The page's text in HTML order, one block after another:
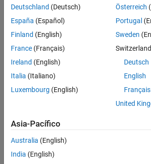
Deutschland (Deutsch)
España (Español)
Finland (English)
France (Français)
Ireland (English)
Italia (Italiano)
Luxembourg (English)
Österreich
Portugal
Sweden
Switzerland
Deutsch
English
Français
United
Asia-Pacífico
Australia (English)
India (English)
Información de contacto
© 1994-2026 The MathWorks, Inc.